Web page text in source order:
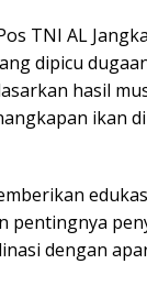
TNI AL
dipicu
hasil
ikan
pentingnya
dengan